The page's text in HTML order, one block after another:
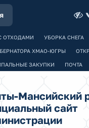
ОТХОДАМИ УБОРКА СНЕГА
ХМАО-ЮГРЫ
ЗАКУПКИ ПОЧТА
Мансийский
сайт